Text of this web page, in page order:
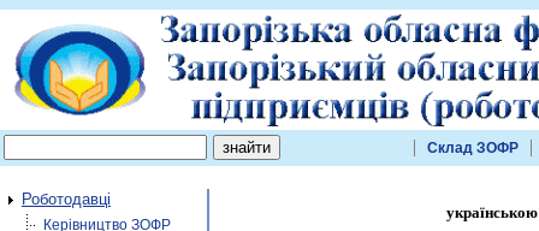
Склад ЗОФР
Роботодавці
Керівництво ЗОФР